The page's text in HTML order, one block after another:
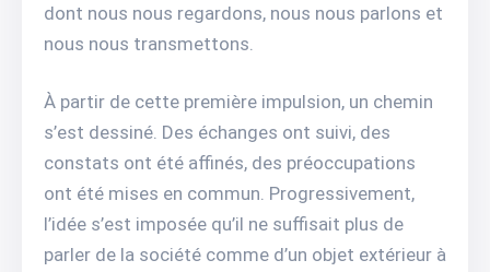
dont nous nous regardons, nous nous parlons et
nous nous transmettons.
À partir de cette première impulsion, un chemin
s’est dessiné. Des échanges ont suivi, des
constats ont été affinés, des préoccupations
ont été mises en commun. Progressivement,
l’idée s’est imposée qu’il ne suffisait plus de
parler de la société comme d’un objet extérieur à